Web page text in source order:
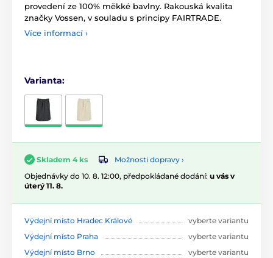
provedení ze 100% měkké bavlny. Rakouská kvalita
značky Vossen, v souladu s principy FAIRTRADE.
Více informací ›
Varianta:
Skladem 4 ks
Možnosti dopravy ›
Objednávky do 10. 8. 12:00, předpokládané dodání: u vás v
úterý 11. 8.
Výdejní místo Hradec Králové
vyberte variantu
Výdejní místo Praha
vyberte variantu
Výdejní místo Brno
vyberte variantu